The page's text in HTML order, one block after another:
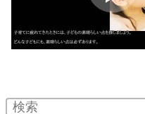
ストレス
人生、な
気楽に生き
4 器の大き
2.0倍速 （218KB 55秒）